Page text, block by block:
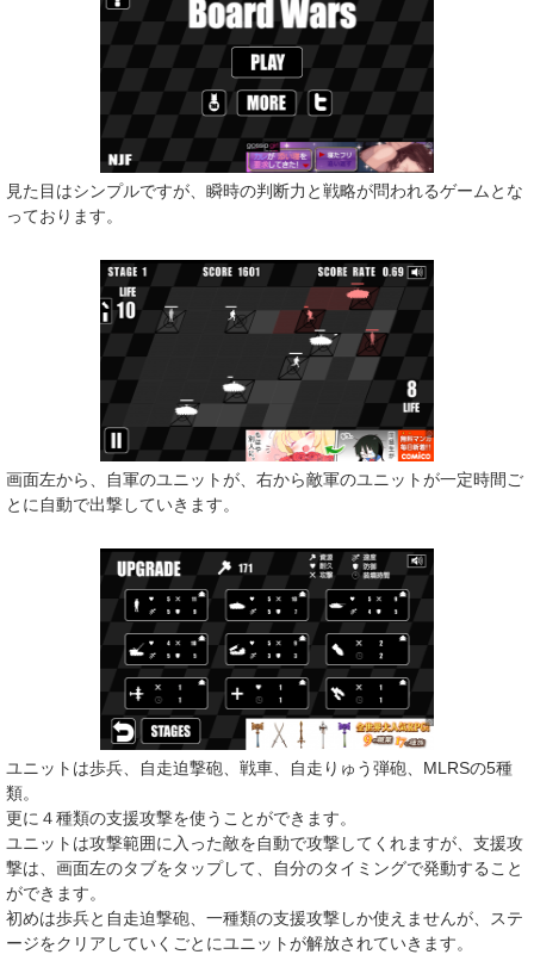
見た目はシンプルですが、瞬時の判断力と戦略が問われるゲームとな
っております。
画面左から、自軍のユニットが、右から敵軍のユニットが一定時間ご
とに自動で出撃していきます。
ユニットは歩兵、自走迫撃砲、戦車、自走りゅう弾砲、MLRSの5種
類。
更に４種類の支援攻撃を使うことができます。
ユニットは攻撃範囲に入った敵を自動で攻撃してくれますが、支援攻
撃は、画面左のタブをタップして、自分のタイミングで発動すること
ができます。
初めは歩兵と自走迫撃砲、一種類の支援攻撃しか使えませんが、ステ
ージをクリアしていくごとにユニットが解放されていきます。